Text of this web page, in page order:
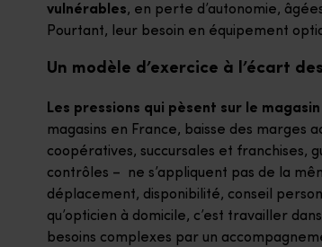
vulnérables, en perte d’autonomie,
Pourtant, leur besoin en équipement
Un modèle d’exercice à l’écart
Les pressions qui pèsent sur le
magasins en France, baisse des marges
coopératives, succursales et franchises,
contrôles – ne s’appliquent pas de la
déplacement, disponibilité, conseil
qu’opticien à domicile, c’est travailler
besoins complexes par un